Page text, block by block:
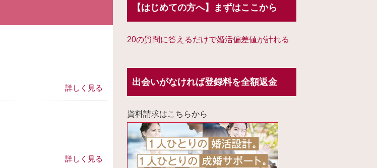
詳しく見る
詳しく見る
【はじめての方へ】まずはここから
20の質問に答えるだけで婚活偏差値が計れる
出会いがなければ登録料を全額返金
資料請求はこちらから